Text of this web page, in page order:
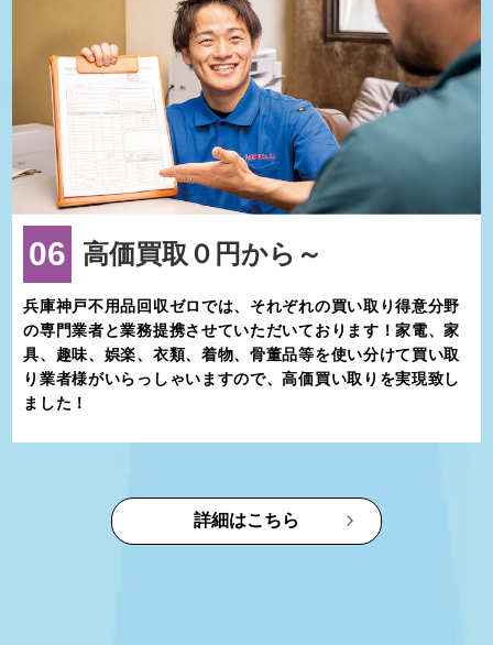
06 高価買取０円から～
兵庫神戸不用品回収ゼロでは、それぞれの買い取り得意分野
の専門業者と業務提携させていただいております！家電、家
具、趣味、娯楽、衣類、着物、骨董品等を使い分けて買い取
り業者様がいらっしゃいますので、高価買い取りを実現致し
ました！
詳細はこちら